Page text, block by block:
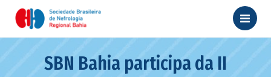
SBN Bahia participa da II